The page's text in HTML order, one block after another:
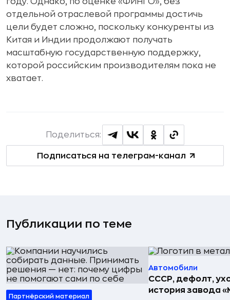
отдельной отраслевой программы достичь
цели будет сложно, поскольку конкуренты из
Китая и Индии продолжают получать
масштабную государственную поддержку,
которой российским производителям пока не
хватает.
Подписаться на телеграм-канал
Поделиться:
Публикации по теме
Партнёрский материал
Автомобили
СССР, дефолт,
история завода